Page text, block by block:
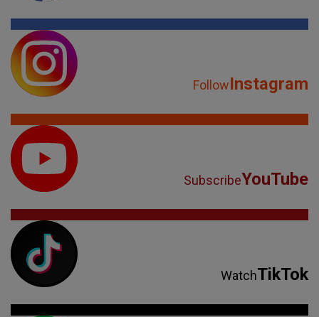
FollowInstagram
SubscribeYouTube
WatchTikTok